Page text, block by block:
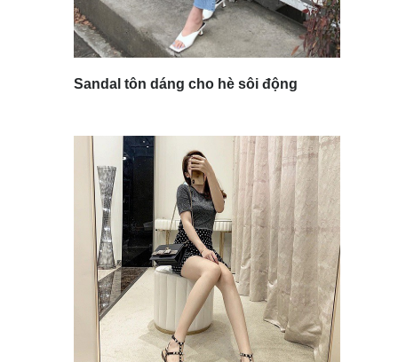
Sandal tôn dáng cho hè sôi động